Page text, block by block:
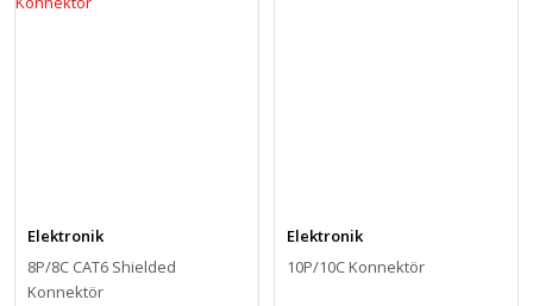
Elektronik
8P/8C CAT6 Shielded
Konnektör
Elektronik
10P/10C Konnektör